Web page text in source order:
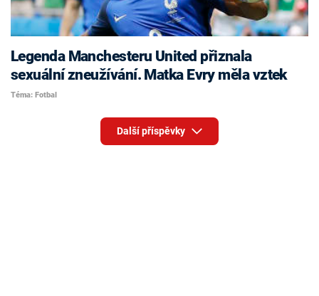
Legenda Manchesteru United přiznala
sexuální zneužívání. Matka Evry měla vztek
Téma: Fotbal
Další příspěvky